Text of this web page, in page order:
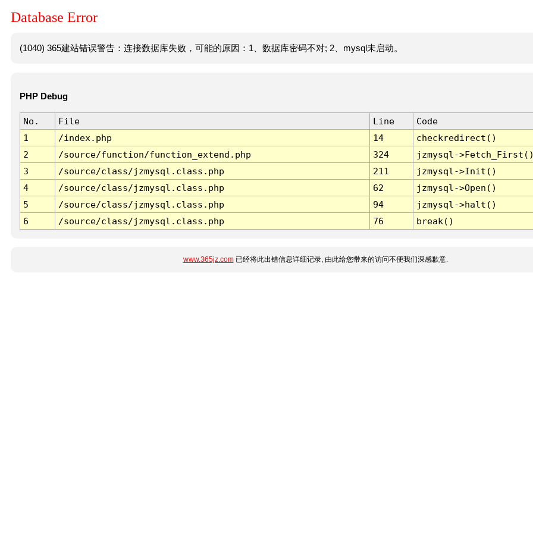
Database Error
(1040) 365建站错误警告：连接数据库失败，可能的原因：1、数据库密码不对; 2、mysql未启动。
PHP Debug
No. File Line
Code
1
/index.php 14
checkredirect()
2
/source/function/function_extend.php 324
jzmysql-
3
/source/class/jzmysql.class.php 211
jzmysql->Init()
4
/source/class/jzmysql.class.php 62
jzmysql->Open()
5
/source/class/jzmysql.class.php 94
jzmysql->halt()
6
/source/class/jzmysql.class.php 76 break()
www.365jz.com已经将此出错信息详细记录, 由此给您带来的访问不便我们深感歉意.